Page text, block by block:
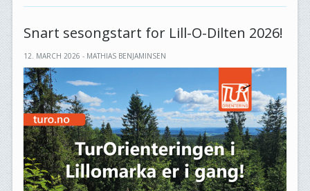
Snart sesongstart for Lill-O-Dilten 2026!
12. MARCH 2026 - MATHIAS BENJAMINSEN